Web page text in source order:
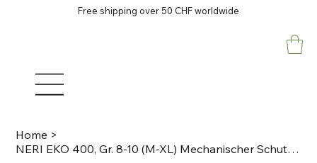
Free shipping over 50 CHF worldwide
Home >
NERI EKO 400, Gr. 8-10 (M-XL) Mechanischer Schutzhandschuh Orange/gelb